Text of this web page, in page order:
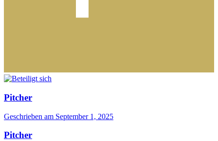
Pitcher
Geschrieben am September 1, 2025
Pitcher